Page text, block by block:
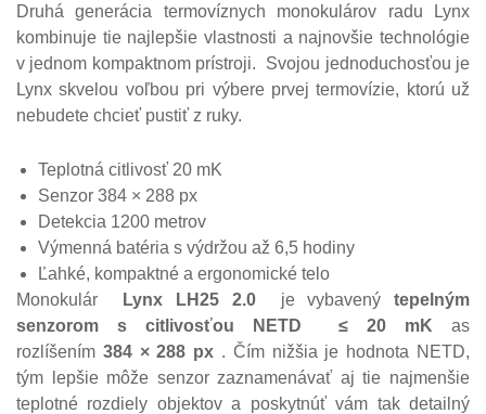
Druhá generácia termovíznych monokulárov radu Lynx
kombinuje tie najlepšie vlastnosti a najnovšie technológie
v jednom kompaktnom prístroji.
Svojou jednoduchosťou je
Lynx skvelou voľbou pri výbere prvej termovízie, ktorú už
nebudete chcieť pustiť z ruky.
Teplotná citlivosť 20 mK
Senzor 384 × 288 px
Detekcia 1200 metrov
Výmenná batéria s výdržou až 6,5 hodiny
Ľahké, kompaktné a ergonomické telo
Monokulár
Lynx LH25 2.0je vybavený tepelným
senzorom s citlivosťou NETD
≤ 20 mK as
rozlíšením 384 × 288 px . Čím nižšia je hodnota NETD,
tým lepšie môže senzor zaznamenávať aj tie najmenšie
teplotné rozdiely objektov a poskytnúť vám tak detailný